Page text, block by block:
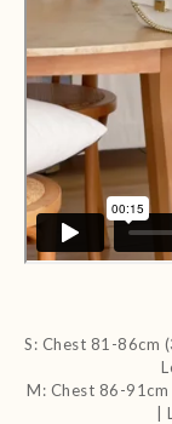
S: Chest 81-86cm
M: Chest 86-